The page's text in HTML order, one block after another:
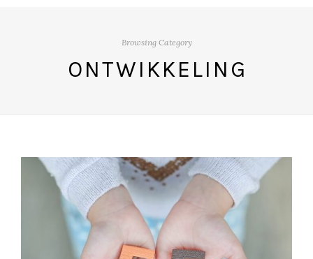
Browsing Category
ONTWIKKELING